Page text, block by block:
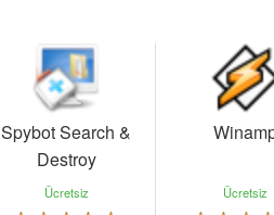
Spybot Search &
Destroy
Ücretsiz Ücretsiz